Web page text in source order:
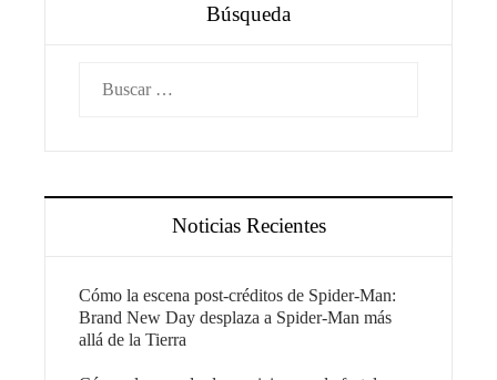
Búsqueda
Noticias Recientes
Cómo la escena post-créditos de Spider-Man:
Brand New Day desplaza a Spider-Man más
allá de la Tierra